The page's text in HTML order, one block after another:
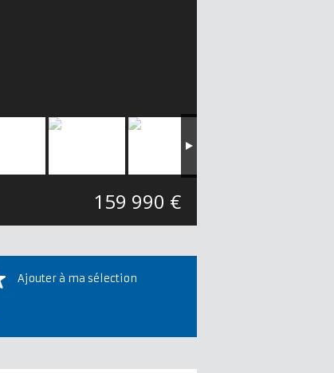
159 990 €
Ajouter à ma sélection